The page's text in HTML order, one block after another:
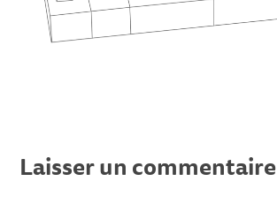
Laisser un commentaire